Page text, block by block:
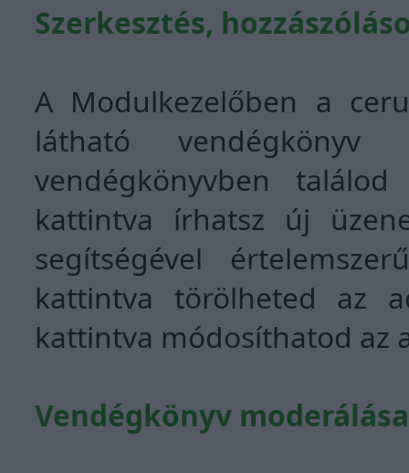
Szerkesztés,
A Modulkezelőben a
látható
vendégkönyvben
kattintva írhatsz új
segítségével
kattintva törölheted az
kattintva módosíthatod az
Vendégkönyv moderálása